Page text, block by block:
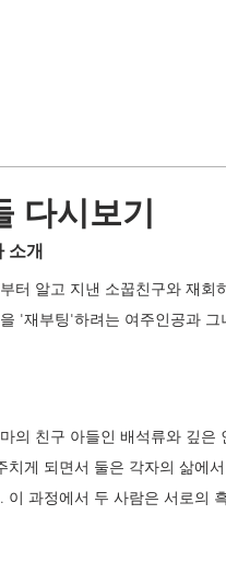
다시보기
소개
터 알고 지낸 소꿉친구와 재
'재부팅'하려는 여주인공과
의 친구 아들인 배석류와 깊
치게 되면서 둘은 각자의 삶에
이 과정에서 두 사람은 서로의